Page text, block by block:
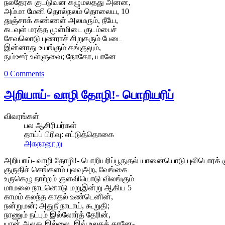
நல்தேர்க் குட்டுவன் கழுமலத்து அன்ன,
அம்மா மேனி தொல்நலம் தொலைய, 10
துஞ்சாக் கண்ணள் அலமரும், நீயே,
கடவுள் மரத்த முள்மிடை குடம்பைச்
சேவலொடு புணராச் சிறுகரும் பேடை
இன்னாது உயங்கும் கங்குலும்,
நும்ஊர் உள்ளுவை; நோகோ, யானே
0 Comments
அறியாய்- வாழி தோழி!- பொறியரிப்
விவரங்கள்
பல ஆசிரியர்கள்
தாய்ப் பிரிவு: எட்டுத்தொகை
அகநானூறு
அறியாய்- வாழி தோழி!- பொறியரிப்பூநுதல் யானையொடு புலிபொரக்
குருதிச் செங்களம் புலவுஅற, வேங்கை
உருகெழு நாற்றம் குளவியொடு விலங்கும்
மாமலை நாடனொடு மறுஇன்று ஆகிய 5
காமம் கலந்த காதல் உண்டெனின்,
நன்றுமன்; அதுநீ நாடாய், கூறுதி;
நாணும் நட்பும் இல்லோர்த் தேரின்,